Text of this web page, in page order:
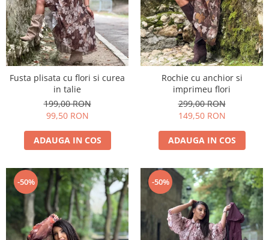
Fusta plisata cu flori si curea
in talie
199,00 RON
99,50 RON
ADAUGA IN COS
Rochie cu anchior si
imprimeu flori
299,00 RON
149,50 RON
ADAUGA IN COS
-50% -50%